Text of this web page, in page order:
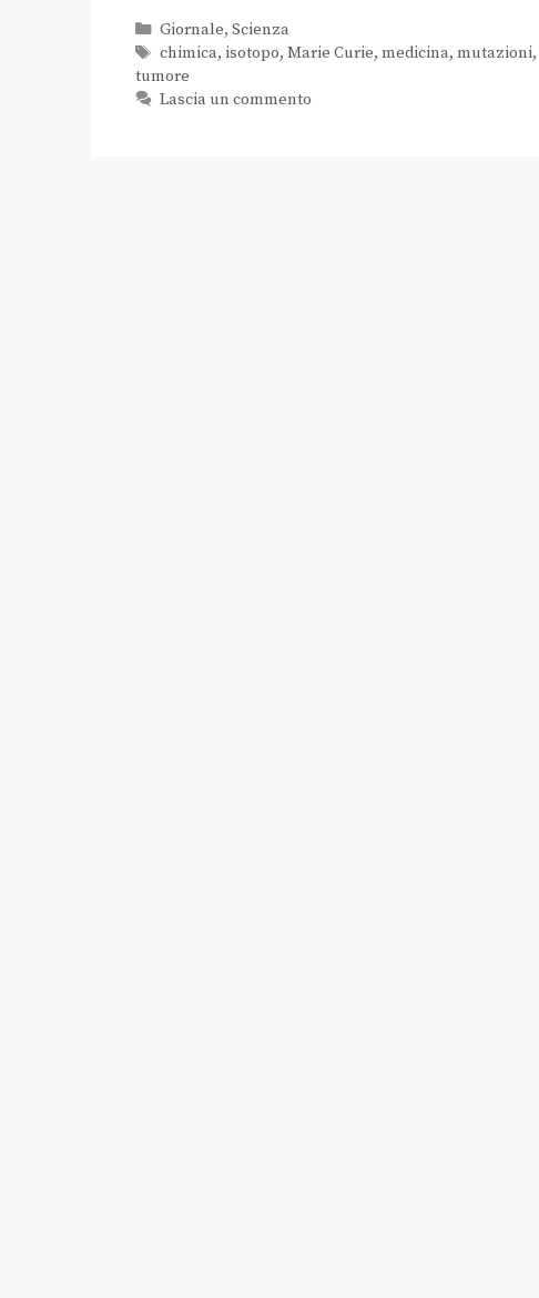
Giornale, Scienza
chimica, isotopo, Marie Curie, medicina, mutazioni,
tumore
Lascia un commento